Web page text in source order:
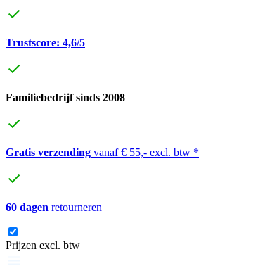
Trustscore: 4,6/5
Familiebedrijf sinds 2008
Gratis verzending vanaf € 55,- excl. btw *
60 dagen retourneren
Prijzen excl. btw